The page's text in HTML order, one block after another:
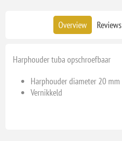
Overview Reviews
Harphouder tuba opschroefbaar
Harphouder diameter 20 mm
Vernikkeld